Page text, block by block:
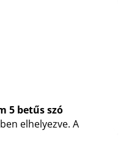
5 betűs szó
elhelyezve. A